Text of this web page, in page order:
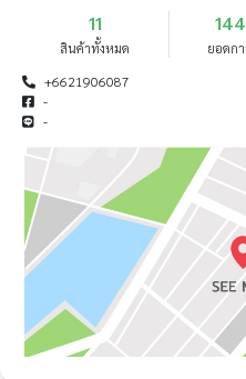
11
สินค้าทั้งหมด ยอดก
+6621906087
-
-